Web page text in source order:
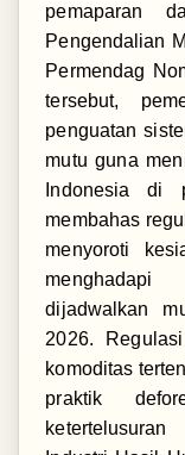
pemaparan
Pengendalian
Permendag
tersebut,
penguatan
mutu guna
Indonesia di
membahas
menyoroti
dijadwalkan
2026.
komoditas
praktik